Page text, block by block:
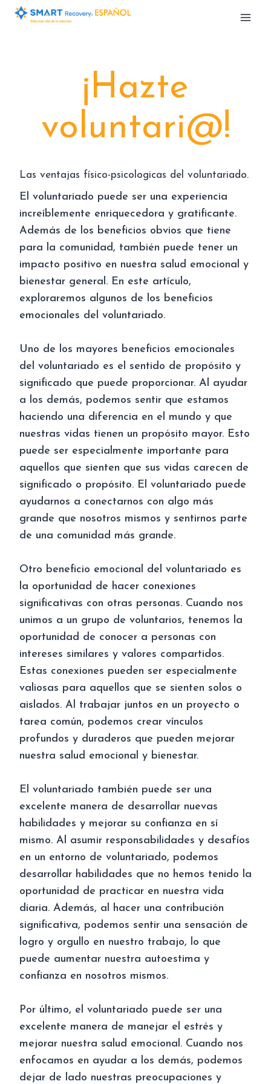
Saltar
¡Hazte
voluntari@!
Las ventajas físico-psicologicas del voluntariado.
El voluntariado puede ser una experiencia
increíblemente enriquecedora y gratificante.
Además de los beneficios obvios que tiene
para la comunidad, también puede tener un
impacto positivo en nuestra salud emocional y
bienestar general. En este artículo,
exploraremos algunos de los beneficios
emocionales del voluntariado.
Uno de los mayores beneficios emocionales
del voluntariado es el sentido de propósito y
significado que puede proporcionar. Al ayudar
a los demás, podemos sentir que estamos
haciendo una diferencia en el mundo y que
nuestras vidas tienen un propósito mayor. Esto
puede ser especialmente importante para
aquellos que sienten que sus vidas carecen de
significado o propósito. El voluntariado puede
ayudarnos a conectarnos con algo más
grande que nosotros mismos y sentirnos parte
de una comunidad más grande.
Otro beneficio emocional del voluntariado es
la oportunidad de hacer conexiones
significativas con otras personas. Cuando nos
unimos a un grupo de voluntarios, tenemos la
oportunidad de conocer a personas con
intereses similares y valores compartidos.
Estas conexiones pueden ser especialmente
valiosas para aquellos que se sienten solos o
aislados. Al trabajar juntos en un proyecto o
tarea común, podemos crear vínculos
profundos y duraderos que pueden mejorar
nuestra salud emocional y bienestar.
El voluntariado también puede ser una
excelente manera de desarrollar nuevas
habilidades y mejorar su confianza en sí
mismo. Al asumir responsabilidades y desafíos
en un entorno de voluntariado, podemos
desarrollar habilidades que no hemos tenido la
oportunidad de practicar en nuestra vida
diaria. Además, al hacer una contribución
significativa, podemos sentir una sensación de
logro y orgullo en nuestro trabajo, lo que
puede aumentar nuestra autoestima y
confianza en nosotros mismos.
Por último, el voluntariado puede ser una
excelente manera de manejar el estrés y
mejorar nuestra salud emocional. Cuando nos
enfocamos en ayudar a los demás, podemos
dejar de lado nuestras preocupaciones y